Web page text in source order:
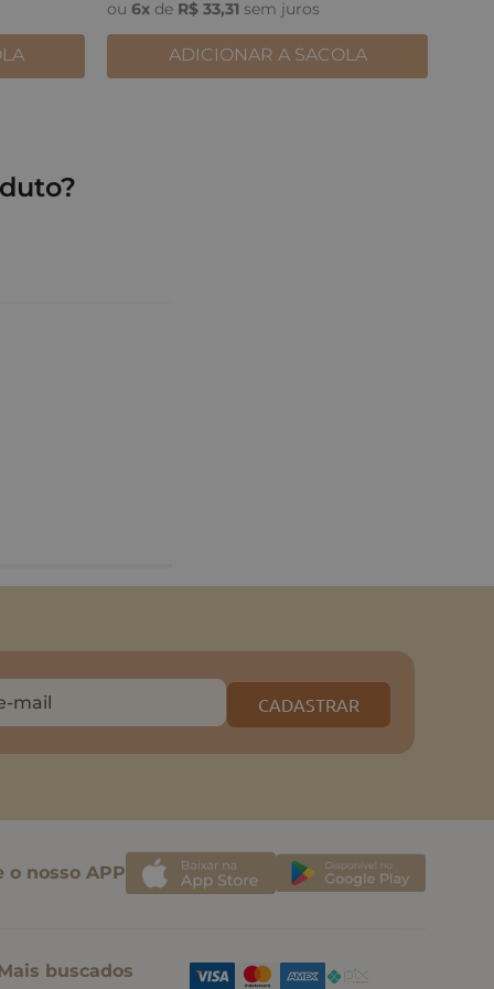
ou 6x de R$ 33,31 sem juros
ADICIONAR A SACOLA
CADASTRAR
o nosso APP
buscados